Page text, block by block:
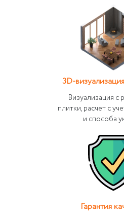
3D-
Визуализация с
плитки, расчет с
и способа
Гарантия